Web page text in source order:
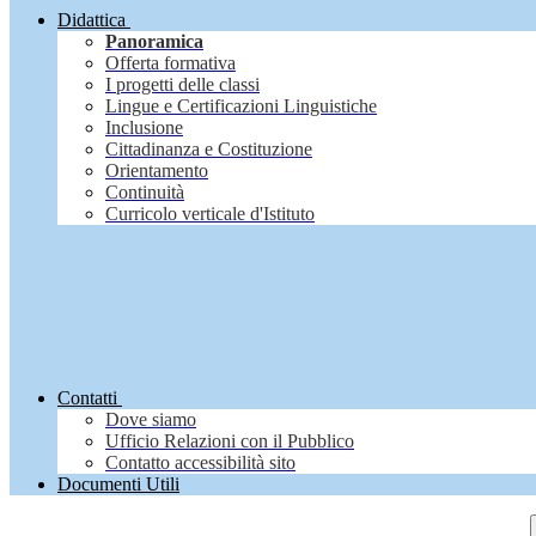
Didattica
Panoramica
Offerta formativa
I progetti delle classi
Lingue e Certificazioni Linguistiche
Inclusione
Cittadinanza e Costituzione
Orientamento
Continuità
Curricolo verticale d'Istituto
Contatti
Dove siamo
Ufficio Relazioni con il Pubblico
Contatto accessibilità sito
Documenti Utili